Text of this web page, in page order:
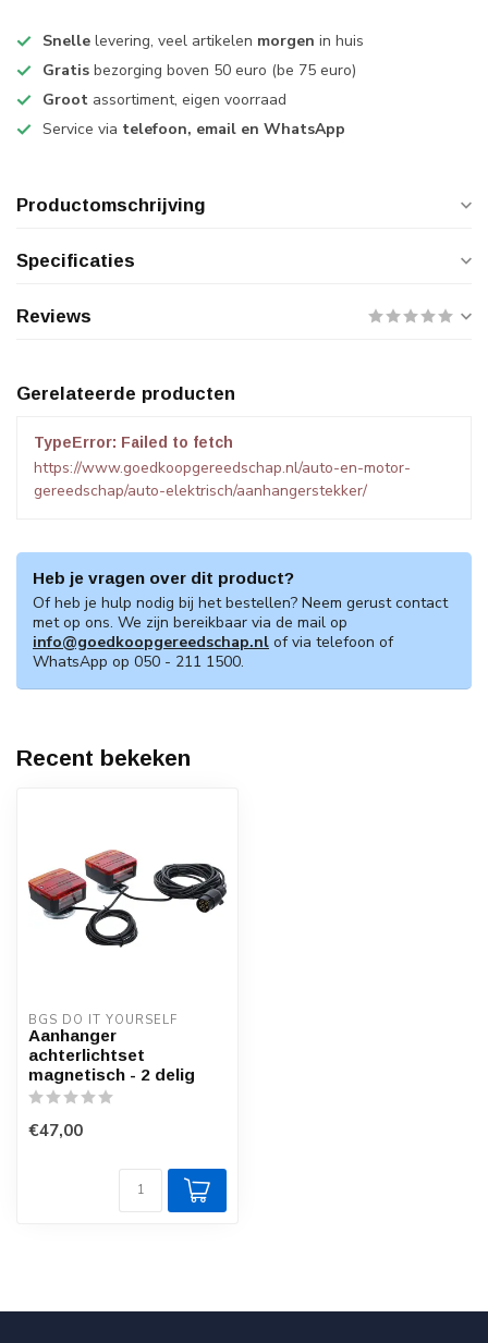
Snelle levering, veel artikelen morgen in huis
Gratis bezorging boven 50 euro (be 75 euro)
Groot assortiment, eigen voorraad
Service via telefoon, email en WhatsApp
Productomschrijving
Specificaties
Reviews
Gerelateerde producten
TypeError: Failed to fetch
https://www.goedkoopgereedschap.nl/auto-en-motor-
gereedschap/auto-elektrisch/aanhangerstekker/
Heb je vragen over dit product?
Of heb je hulp nodig bij het bestellen? Neem gerust contact
met op ons. We zijn bereikbaar via de mail op
info@goedkoopgereedschap.nl of via telefoon of
WhatsApp op 050 - 211 1500.
Recent bekeken
BGS DO IT YOURSELF
Aanhanger
achterlichtset
magnetisch - 2 delig
€47,00